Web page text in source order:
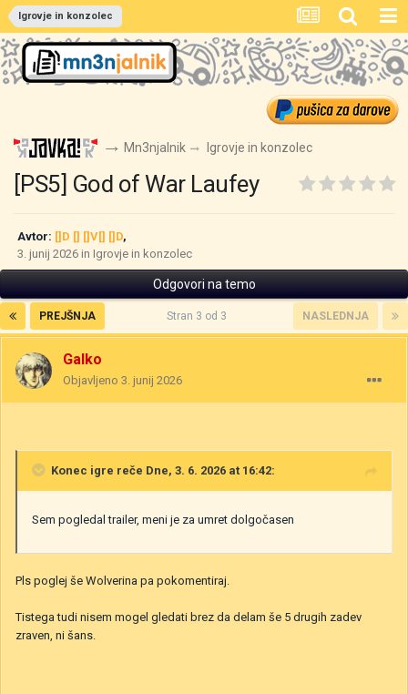
Igrovje in konzolec
Mn3njalnik Igrovje in konzolec
[PS5] God of War Laufey
Avtor: []D [] []V[] []D,
3. junij 2026 in Igrovje in konzolec
Odgovori na temo
PREJŠNJA NASLEDNJA
Stran 3 od 3
Galko
Objavljeno 3. junij 2026
Konec igre reče Dne, 3. 6. 2026 at 16:42:
Sem pogledal trailer, meni je za umret dolgočasen
Pls poglej še Wolverina pa pokomentiraj.
Tistega tudi nisem mogel gledati brez da delam še 5 drugih zadev
zraven, ni šans.